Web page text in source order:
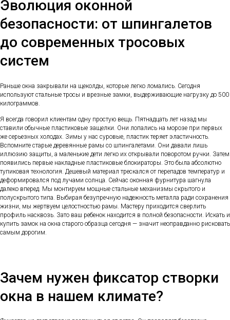
Эволюция оконной
безопасности: от шпингалетов
до современных тросовых
систем
Раньше окна закрывали на щеколды, которые легко ломались. Сегодня
используют стальные тросы и врезные замки, выдерживающие нагрузку до 500
килограммов.
Я всегда говорил клиентам одну простую вещь. Пятнадцать лет назад мы
ставили обычные пластиковые защелки. Они лопались на морозе при первых
же серьезных холодах. Зимы у нас суровые, пластик теряет эластичность.
Вспомните старые деревянные рамы со шпингалетами. Они давали лишь
иллюзию защиты, а маленькие дети легко их открывали поворотом ручки. Затем
появились первые накладные пластиковые блокираторы. Это была абсолютно
тупиковая технология. Дешевый материал трескался от перепадов температур и
деформировался под лучами солнца. Сейчас оконная фурнитура шагнула
далеко вперед. Мы монтируем мощные стальные механизмы скрытого и
полускрытого типа. Выбирая безупречную надежность металла ради сохранения
жизни, мы жертвуем целостностью рамы. Мастеру приходится сверлить
профиль насквозь. Зато ваш ребенок находится в полной безопасности. Искать и
купить замок на окна старого образца сегодня — значит неоправданно рисковать
самым дорогим.
Зачем нужен фиксатор створки
окна в нашем климате?